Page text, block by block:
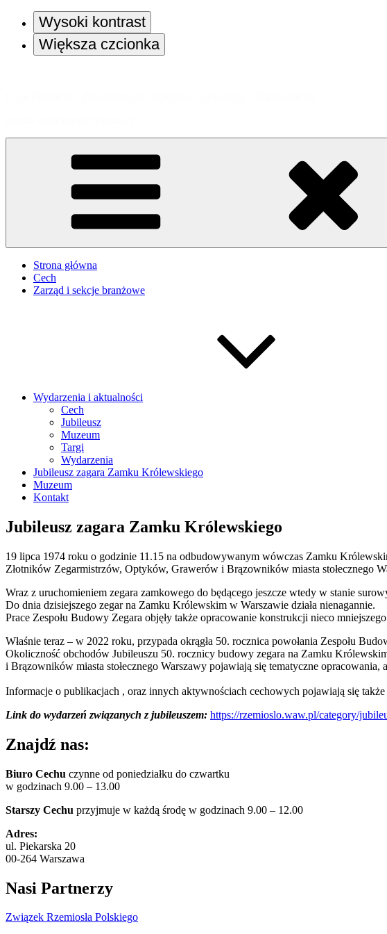
Wysoki kontrast
Większa czcionka
Strona główna
Cech
Zarząd i sekcje branżowe
Wydarzenia i aktualności
Cech
Jubileusz
Muzeum
Targi
Wydarzenia
Jubileusz zagara Zamku Królewskiego
Muzeum
Kontakt
Jubileusz zagara Zamku Królewskiego
19 lipca 1974 roku o godzinie 11.15 na odbudowywanym wówczas Zamku
Złotników Zegarmistrzów, Optyków, Grawerów i Brązowników miasta stołecznego
Wraz z uruchomieniem zegara zamkowego do będącego jeszcze wtedy w stanie
Do dnia dzisiejszego zegar na Zamku Królewskim w Warszawie działa nienagannie.
Prace Zespołu Budowy Zegara objęły także opracowanie konstrukcji nieco
Właśnie teraz – w 2022 roku, przypada okrągła 50. rocznica powołania Zespołu
Okoliczność obchodów Jubileuszu 50. rocznicy budowy zegara na Zamku
i Brązowników miasta stołecznego Warszawy pojawiają się tematyczne
Informacje o publikacjach , oraz innych aktywnościach cechowych pojawiają się
Link do wydarzeń związanych z jubileuszem: https://rzemioslo.waw.pl/category/
Znajdź nas:
Biuro Cechu czynne od poniedziałku do czwartku
w godzinach 9.00 – 13.00
Starszy Cechu przyjmuje w każdą środę w godzinach 9.00 – 12.00
Adres:
ul. Piekarska 20
00-264 Warszawa
Nasi Partnerzy
Związek Rzemiosła Polskiego